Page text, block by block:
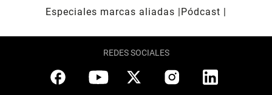
Especiales marcas aliadas
Pódcast
REDES SOCIALES